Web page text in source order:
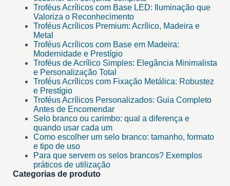
Troféus Acrílicos com Base LED: Iluminação que
Valoriza o Reconhecimento
Troféus Acrílicos Premium: Acrílico, Madeira e
Metal
Troféus Acrílicos com Base em Madeira:
Modernidade e Prestígio
Troféus de Acrílico Simples: Elegância Minimalista
e Personalização Total
Troféus Acrílicos com Fixação Metálica: Robustez
e Prestígio
Troféus Acrílicos Personalizados: Guia Completo
Antes de Encomendar
Selo branco ou carimbo: qual a diferença e
quando usar cada um
Como escolher um selo branco: tamanho, formato
e tipo de uso
Para que servem os selos brancos? Exemplos
práticos de utilização
Categorias de produto